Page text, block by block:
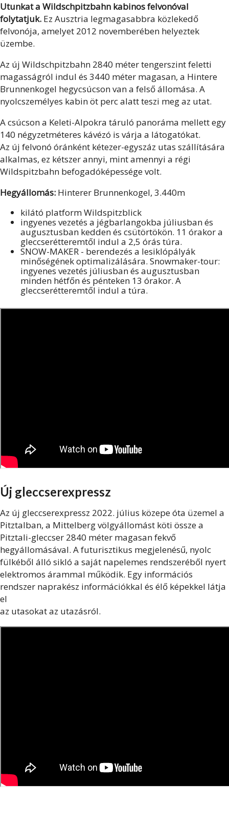
Utunkat a Wildschpitzbahn kabinos felvonóval
folytatjuk. Ez Ausztria legmagasabbra közlekedő
felvonója, amelyet 2012 novemberében helyeztek
üzembe.
Az új Wildschpitzbahn 2840 méter tengerszint feletti
magasságról indul és 3440 méter magasan, a Hintere
Brunnenkogel hegycsúcson van a felső állomása. A
nyolcszemélyes kabin öt perc alatt teszi meg az utat.
A csúcson a Keleti-Alpokra táruló panoráma mellett egy
140 négyzetméteres kávézó is várja a látogatókat.
Az új felvonó óránként kétezer-egyszáz utas szállítására
alkalmas, ez kétszer annyi, mint amennyi a régi
Wildspitzbahn befogadóképessége volt.
Hegyállomás: Hinterer Brunnenkogel, 3.440m
kilátó platform Wildspitzblick
ingyenes vezetés a jégbarlangokba júliusban és
augusztusban kedden és csütörtökön. 11 órakor a
gleccserétteremtől indul a 2,5 órás túra.
SNOW-MAKER - berendezés a lesiklópályák
minőségének optimalizálására. Snowmaker-tour:
ingyenes vezetés júliusban és augusztusban
minden hétfőn és pénteken 13 órakor. A
gleccserétteremtől indul a túra.
Új gleccserexpressz
Az új gleccserexpressz 2022. július közepe óta üzemel a
Pitztalban, a Mittelberg völgyállomást köti össze a
Pitztali-gleccser 2840 méter magasan fekvő
hegyállomásával. A futurisztikus megjelenésű, nyolc
fülkéből álló sikló a saját napelemes rendszeréből nyert
elektromos árammal működik. Egy információs
rendszer naprakész információkkal és élő képekkel látja
el
az utasokat az utazásról.